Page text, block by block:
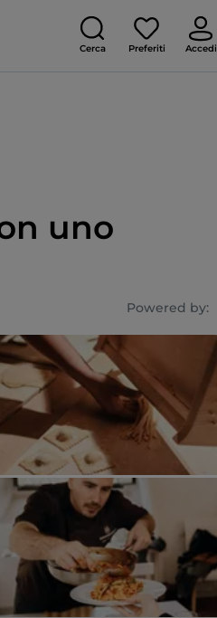
Cerca Preferiti Accedi
uno
Powered by: